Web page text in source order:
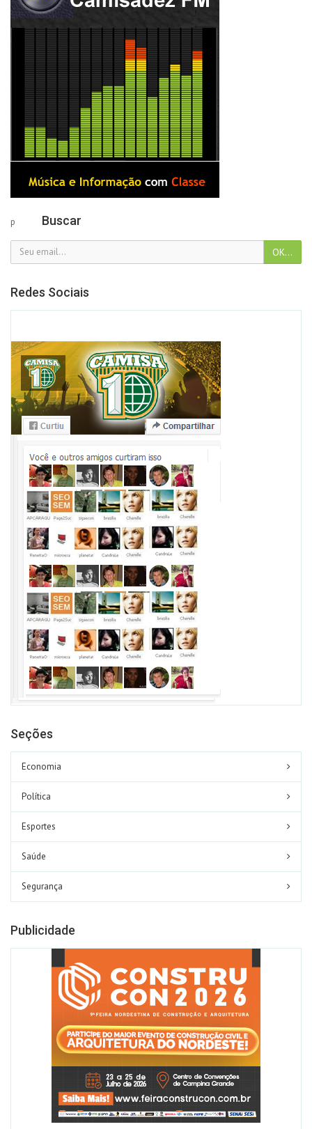
p Buscar
Redes Sociais
Seções
Economia
Política
Esportes
Saúde
Segurança
Publicidade